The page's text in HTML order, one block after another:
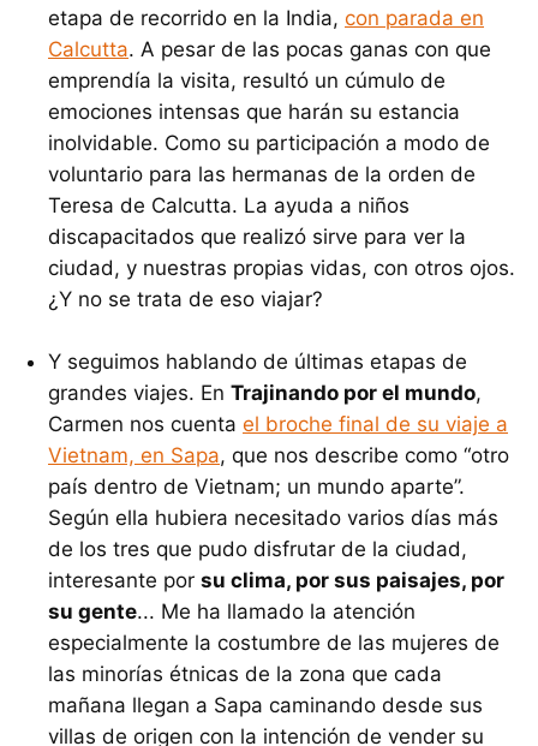
etapa de recorrido en la India, con parada en
Calcutta. A pesar de las pocas ganas con que
emprendía la visita, resultó un cúmulo de
emociones intensas que harán su estancia
inolvidable. Como su participación a modo de
voluntario para las hermanas de la orden de
Teresa de Calcutta. La ayuda a niños
discapacitados que realizó sirve para ver la
ciudad, y nuestras propias vidas, con otros ojos.
¿Y no se trata de eso viajar?
Y seguimos hablando de últimas etapas de
grandes viajes. En Trajinando por el mundo,
Carmen nos cuenta el broche final de su viaje a
Vietnam, en Sapa, que nos describe como “otro
país dentro de Vietnam; un mundo aparte”.
Según ella hubiera necesitado varios días más
de los tres que pudo disfrutar de la ciudad,
interesante por su clima, por sus paisajes, por
su gente... Me ha llamado la atención
especialmente la costumbre de las mujeres de
las minorías étnicas de la zona que cada
mañana llegan a Sapa caminando desde sus
villas de origen con la intención de vender su